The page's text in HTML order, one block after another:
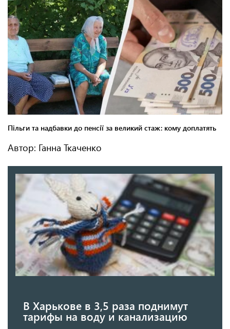
Автор: Ганна Ткаченко
В Харькове в 3,5 раза поднимут
тарифы на воду и канализацию